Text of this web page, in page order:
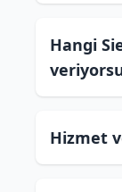
Hangi
Hizmet